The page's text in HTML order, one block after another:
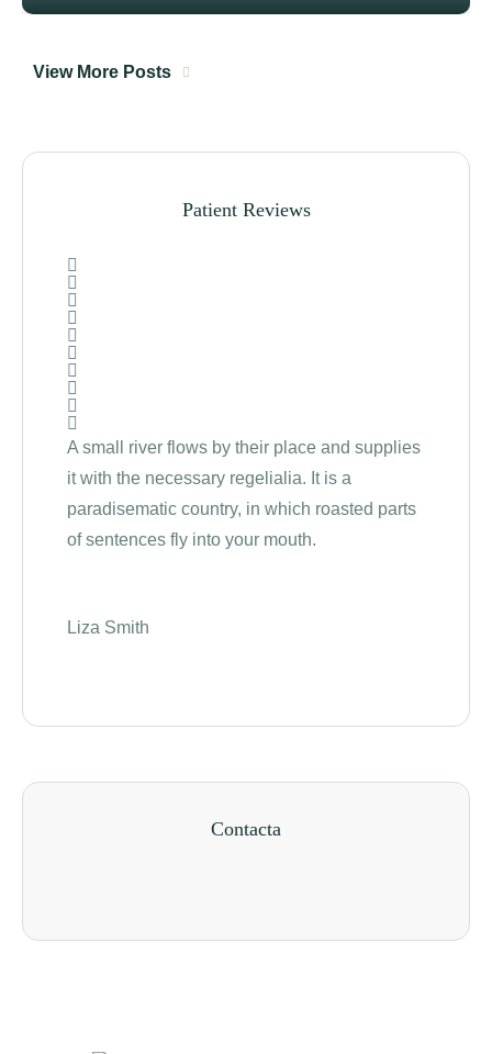
Patient Reviews
A small river flows by their place and supplies
it with the necessary regelialia. It is a
paradisematic country, in which roasted parts
of sentences fly into your mouth.
Liza Smith
Contacta
View More Posts